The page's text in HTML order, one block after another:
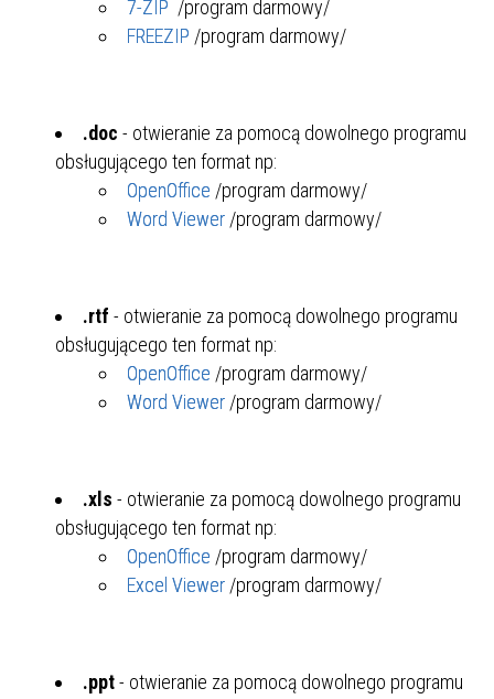
7-ZIP /program darmowy/
FREEZIP /program darmowy/
.doc - otwieranie za pomocą dowolnego programu
obsługującego ten format np:
OpenOffice /program darmowy/
Word Viewer /program darmowy/
.rtf - otwieranie za pomocą dowolnego programu
obsługującego ten format np:
OpenOffice /program darmowy/
Word Viewer /program darmowy/
.xls - otwieranie za pomocą dowolnego programu
obsługującego ten format np:
OpenOffice /program darmowy/
Excel Viewer /program darmowy/
.ppt- otwieranie za pomocą dowolnego programu